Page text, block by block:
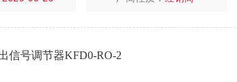
信号调节器KFD0-RO-2